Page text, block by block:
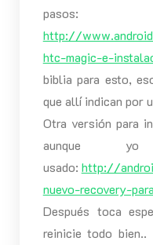
pasos:
http://
htc-magic-e-
biblia para esto,
que allí indican por
Otra versión para
aunque
usado: http://
nuevo-recovery-
Después toca
reinicie todo bien..